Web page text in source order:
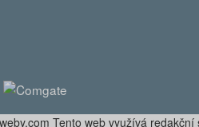
Tento web využívá